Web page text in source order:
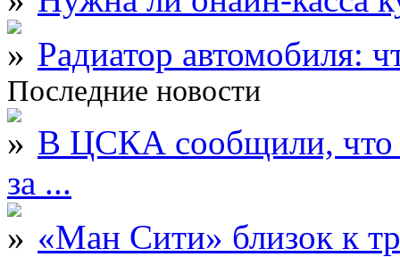
Радиатор автомобиля:
Последние новости
В ЦСКА сообщили, что
за ...
«Ман Сити» близок к